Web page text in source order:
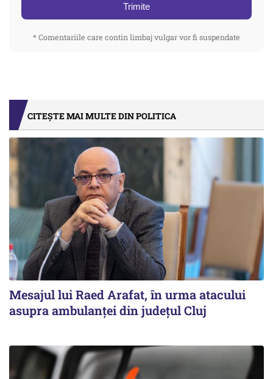
Trimite
* Comentariile care contin limbaj vulgar vor fi suspendate
CITEȘTE MAI MULTE DIN POLITICA
Mesajul lui Raed Arafat, în urma atacului
asupra ambulanței din județul Cluj